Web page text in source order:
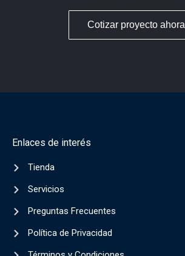
Cotizar proyecto ahora
Enlaces de interés
Tienda
Servicios
Preguntas Frecuentes
Política de Privacidad